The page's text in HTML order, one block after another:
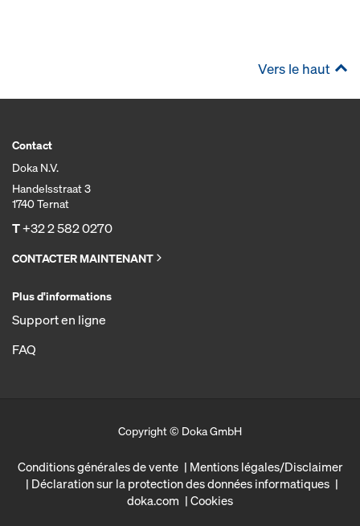
Vers le haut
Contact
Doka N.V.
Handelsstraat 3
1740 Ternat
T+32 2 582 0270
CONTACTER MAINTENANT
Plus d'informations
Support en ligne
FAQ
Copyright © Doka GmbH
Conditions générales de vente
Mentions légales/Disclaimer
Déclaration sur la protection des données informatiques
doka.com
Cookies